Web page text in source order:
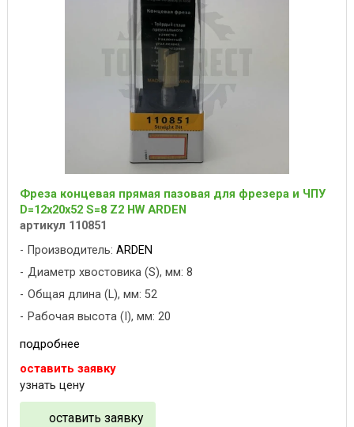
Фреза концевая прямая пазовая для фрезера и ЧПУ
D=12x20x52 S=8 Z2 HW ARDEN
артикул 110851
Производитель: ARDEN
Диаметр хвостовика (S), мм: 8
Общая длина (L), мм: 52
Рабочая высота (I), мм: 20
подробнее
оставить заявку
узнать цену
оставить заявку